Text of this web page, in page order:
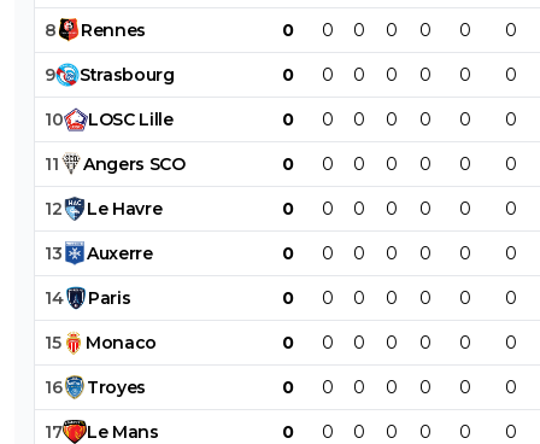
8 Rennes 0 0 0 0 0 0 0
9 Strasbourg 0 0 0 0 0 0 0
10 LOSC Lille 0 0 0 0 0 0 0
11 Angers SCO 0 0 0 0 0 0 0
12 Le Havre 0 0 0 0 0 0 0
13 Auxerre 0 0 0 0 0 0 0
14 Paris 0 0 0 0 0 0 0
15 Monaco 0 0 0 0 0 0 0
16 Troyes 0 0 0 0 0 0 0
17 Le Mans 0 0 0 0 0 0 0